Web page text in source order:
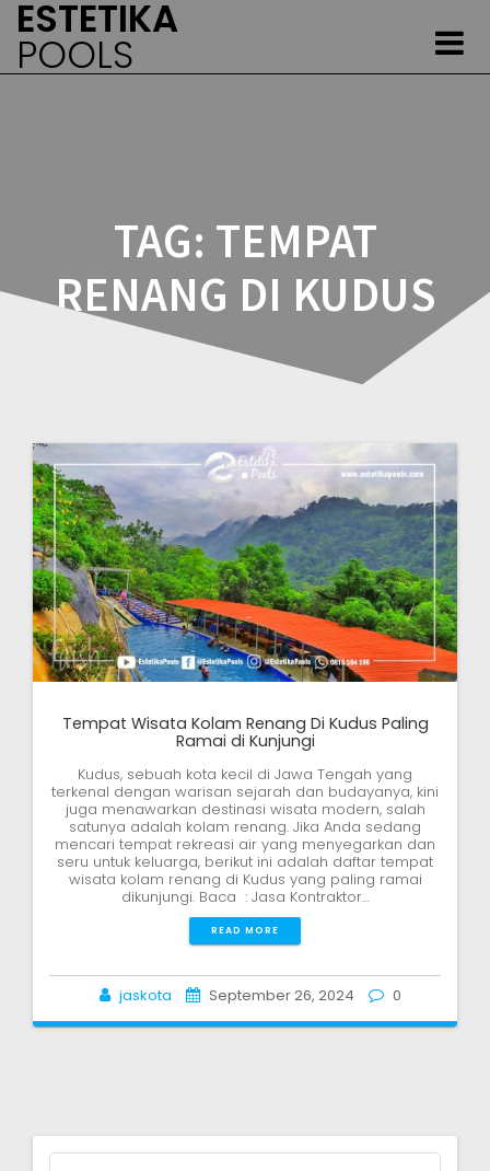
ESTETIKA
POOLS
TAG: TEMPAT
RENANG DI KUDUS
Tempat Wisata Kolam Renang Di Kudus Paling
Ramai di Kunjungi
Kudus, sebuah kota kecil di Jawa Tengah yang
terkenal dengan warisan sejarah dan budayanya, kini
juga menawarkan destinasi wisata modern, salah
satunya adalah kolam renang. Jika Anda sedang
mencari tempat rekreasi air yang menyegarkan dan
seru untuk keluarga, berikut ini adalah daftar tempat
wisata kolam renang di Kudus yang paling ramai
dikunjungi. Baca : Jasa Kontraktor…
READ MORE
jaskota September 26, 2024 0
Search